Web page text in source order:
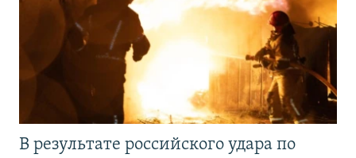
В результате российского удара по